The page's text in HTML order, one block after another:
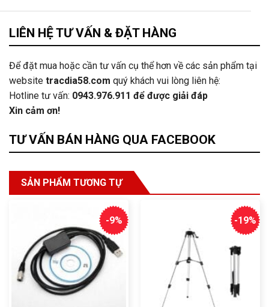
LIÊN HỆ TƯ VẤN & ĐẶT HÀNG
Để đặt mua hoặc cần tư vấn cụ thể hơn về các sản phẩm tại
website tracdia58.com quý khách vui lòng liên hệ:
Hotline tư vấn: 0943.976.911 để được giải đáp
Xin cảm ơn!
TƯ VẤN BÁN HÀNG QUA FACEBOOK
SẢN PHẨM TƯƠNG TỰ
-9% -19%